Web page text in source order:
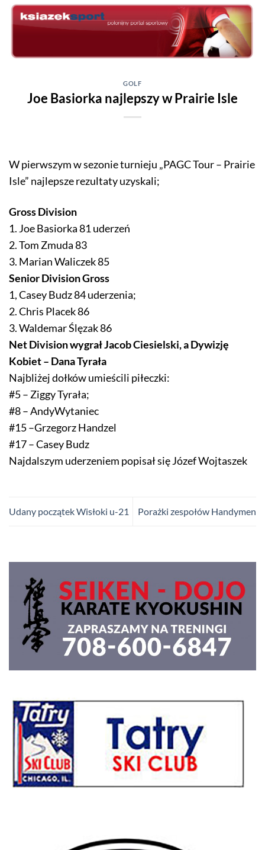
Skip
GOLF
Joe Basiorka najlepszy w Prairie Isle
W pierwszym w sezonie turnieju „PAGC Tour – Prairie
Isle” najlepsze rezultaty uzyskali;
Gross Division
1. Joe Basiorka 81 uderzeń
2. Tom Zmuda 83
3. Marian Waliczek 85
Senior Division Gross
1, Casey Budz 84 uderzenia;
2. Chris Placek 86
3. Waldemar Ślęzak 86
Net Division wygrał Jacob Ciesielski, a Dywizję
Kobiet – Dana Tyrała
Najbliżej dołków umieścili piłeczki:
#5 – Ziggy Tyrała;
#8 – AndyWytaniec
#15 –Grzegorz Handzel
#17 – Casey Budz
Najdalszym uderzeniem popisał się Józef Wojtaszek
Udany początek Wisłoki u-21 Porażki zespołów Handymen